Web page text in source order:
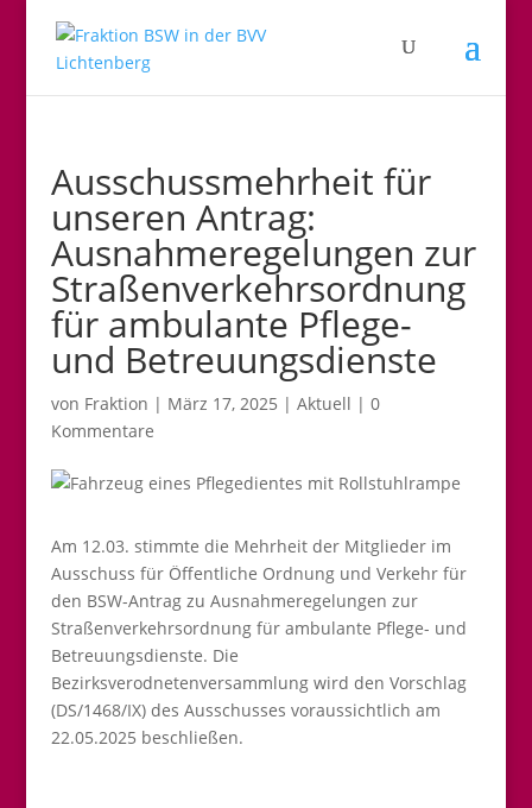
Ausschussmehrheit für
unseren Antrag:
Ausnahmeregelungen zur
Straßenverkehrsordnung
für ambulante Pflege-
und Betreuungsdienste
von Fraktion | März 17, 2025 | Aktuell | 0
Kommentare
Am 12.03. stimmte die Mehrheit der Mitglieder im
Ausschuss für Öffentliche Ordnung und Verkehr für
den BSW-Antrag zu Ausnahmeregelungen zur
Straßenverkehrsordnung für ambulante Pflege- und
Betreuungsdienste. Die
Bezirksverodnetenversammlung wird den Vorschlag
(DS/1468/IX) des Ausschusses voraussichtlich am
22.05.2025 beschließen.